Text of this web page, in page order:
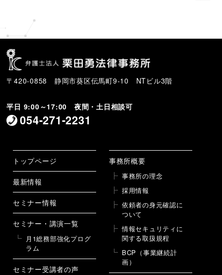
〒420-0858 静岡市葵区伝馬町9-10 NTビル3階
平日 9:00～17:00 夜間・土日相談可
054-271-2231
トップページ
最新情報
セミナー情報
セミナー・講演一覧
月1総務部強化プログ
ラム
セミナー受講者の声
事務所概要
事務所の理念
採用情報
依頼者の身元確認に
ついて
情報セキュリティに
関する取扱規程
BCP（事業継続計
画）